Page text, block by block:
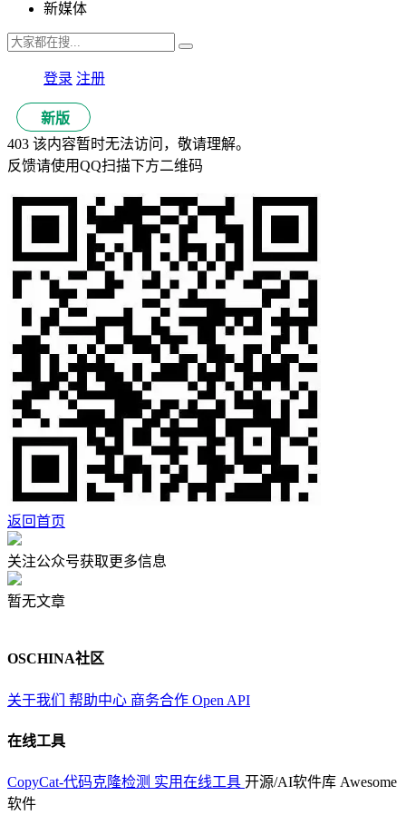
新媒体
登录 注册
新版
403 该内容暂时无法访问，敬请理解。
反馈请使用QQ扫描下方二维码
返回首页
关注公众号获取更多信息
暂无文章
OSCHINA社区
关于我们 帮助中心 商务合作 Open API
在线工具
CopyCat-代码克隆检测 实用在线工具 开源/AI软件库 Awesome
软件